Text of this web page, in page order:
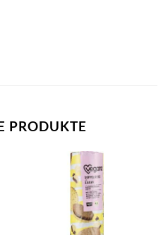
PRODUKTE